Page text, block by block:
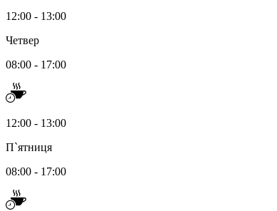
12:00 - 13:00
Четвер
08:00 - 17:00
12:00 - 13:00
П`ятниця
08:00 - 17:00